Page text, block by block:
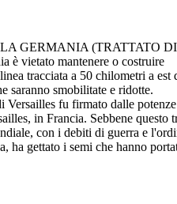
GERMANIA (TRATTATO DI
vietato mantenere o costruire
tracciata a 50 chilometri a est
saranno smobilitate e ridotte.
fu firmato dalle potenze
in Francia. Sebbene questo
con i debiti di guerra e
ha gettato i semi che hanno